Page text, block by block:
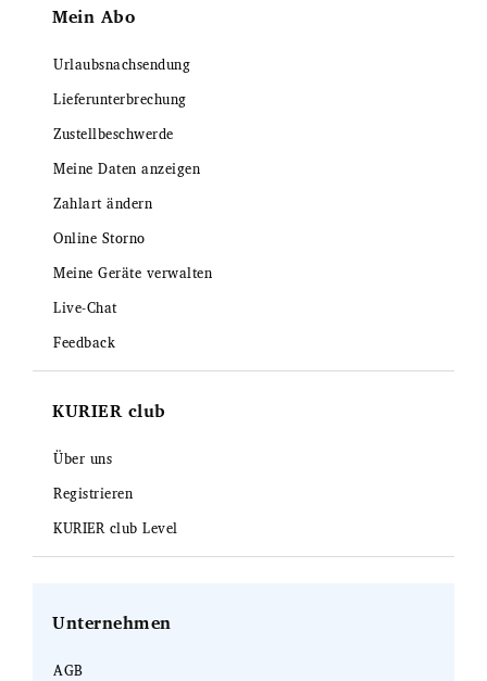
Mein Abo
Urlaubsnachsendung
Lieferunterbrechung
Zustellbeschwerde
Meine Daten anzeigen
Zahlart ändern
Online Storno
Meine Geräte verwalten
Live-Chat
Feedback
KURIER club
Über uns
Registrieren
KURIER club Level
Unternehmen
AGB